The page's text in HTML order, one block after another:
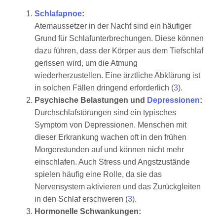
Schlafapnoe:
Atemaussetzer in der Nacht sind ein häufiger
Grund für Schlafunterbrechungen. Diese können
dazu führen, dass der Körper aus dem Tiefschlaf
gerissen wird, um die Atmung
wiederherzustellen. Eine ärztliche Abklärung ist
in solchen Fällen dringend erforderlich (3).
Psychische Belastungen und Depressionen:
Durchschlafstörungen sind ein typisches
Symptom von Depressionen. Menschen mit
dieser Erkrankung wachen oft in den frühen
Morgenstunden auf und können nicht mehr
einschlafen. Auch Stress und Angstzustände
spielen häufig eine Rolle, da sie das
Nervensystem aktivieren und das Zurückgleiten
in den Schlaf erschweren (3).
Hormonelle Schwankungen: